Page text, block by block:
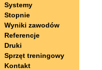
Systemy
Stopnie
Wyniki zawodów
Referencje
Druki
Sprzęt treningowy
Kontakt